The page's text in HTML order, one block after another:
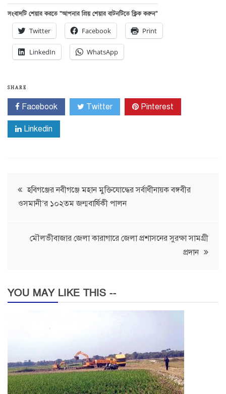
সংবাদটি শেয়ার করতে “আপনার প্রিয় শেয়ার বাটনটিতে ক্লিক করুন”
Twitter Facebook Print
LinkedIn WhatsApp
SHARE
Facebook Twitter Pinterest
Linkedin
Post
navigation
হবিগঞ্জের নবীগঞ্জে মহান মুক্তিযোদ্ধের সর্বাধীনায়ক বঙ্গবীর
ওসমানী’র ১০২তম জন্মবার্ষিকী পালন
মৌলভীবাজার জেলা কারাগারে জেলা প্রশাসনের সুরক্ষা সামগ্রী
প্রদান
YOU MAY LIKE THIS --